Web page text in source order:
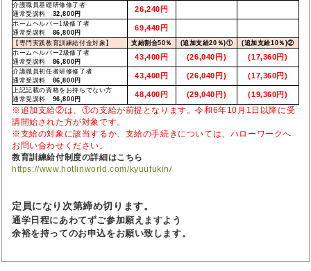
介護職員基礎研修修了者
通常受講料 32,800円
26,240円
ホームヘルパー1級修了者
通常受講料 86,800円
69,440円
【専門実践教育訓練給付金対象】 支給割合50％ (追加支給20％)① (追加支給10％)②
ホームヘルパー2級修了者
通常受講料 86,800円
43,400円 (26,040円) (17,360円)
介護職員初任者研修修了者
通常受講料 86,800円
43,400円 (26,040円) (17,360円)
上記記載の資格をお持ちでない方
通常受講料 96,800円
48,400円 (29,040円) (19,360円)
※追加支給②は、①の支給が前提となります。令和6年10月1日以降に受
講開始された方が対象です。
※支給の対象に該当するか、支給の手続きについては、ハローワークへ
お問い合わせください。
教育訓練給付制度の詳細はこちら
https://www.hotlinworld.com/kyuufukin/
定員になり次第締め切ります。
通学日程にあわてずご参加願えますよう
余裕を持ってのお申込をお願い致します。